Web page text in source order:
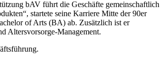
bAV führt die Geschäfte gemeinschaftlich
startete seine Karriere Mitte der 90er
of Arts (BA) ab. Zusätzlich ist er
Altersvorsorge-Management.